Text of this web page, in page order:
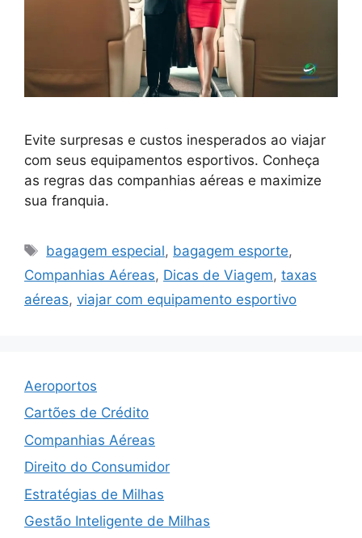
Evite surpresas e custos inesperados ao viajar
com seus equipamentos esportivos. Conheça
as regras das companhias aéreas e maximize
sua franquia.
Tags
bagagem especial, bagagem esporte,
Companhias Aéreas, Dicas de Viagem, taxas
aéreas, viajar com equipamento esportivo
Aeroportos
Cartões de Crédito
Companhias Aéreas
Direito do Consumidor
Estratégias de Milhas
Gestão Inteligente de Milhas